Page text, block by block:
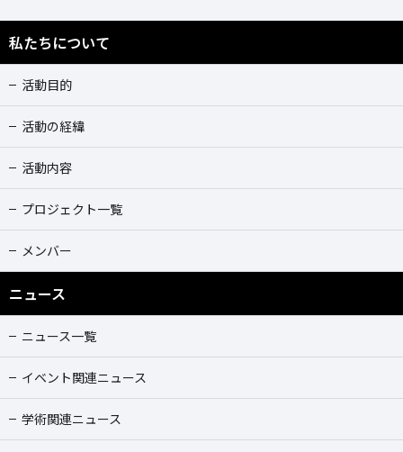
私たちについて
活動目的
活動の経緯
活動内容
プロジェクト一覧
メンバー
ニュース
ニュース一覧
イベント関連ニュース
学術関連ニュース